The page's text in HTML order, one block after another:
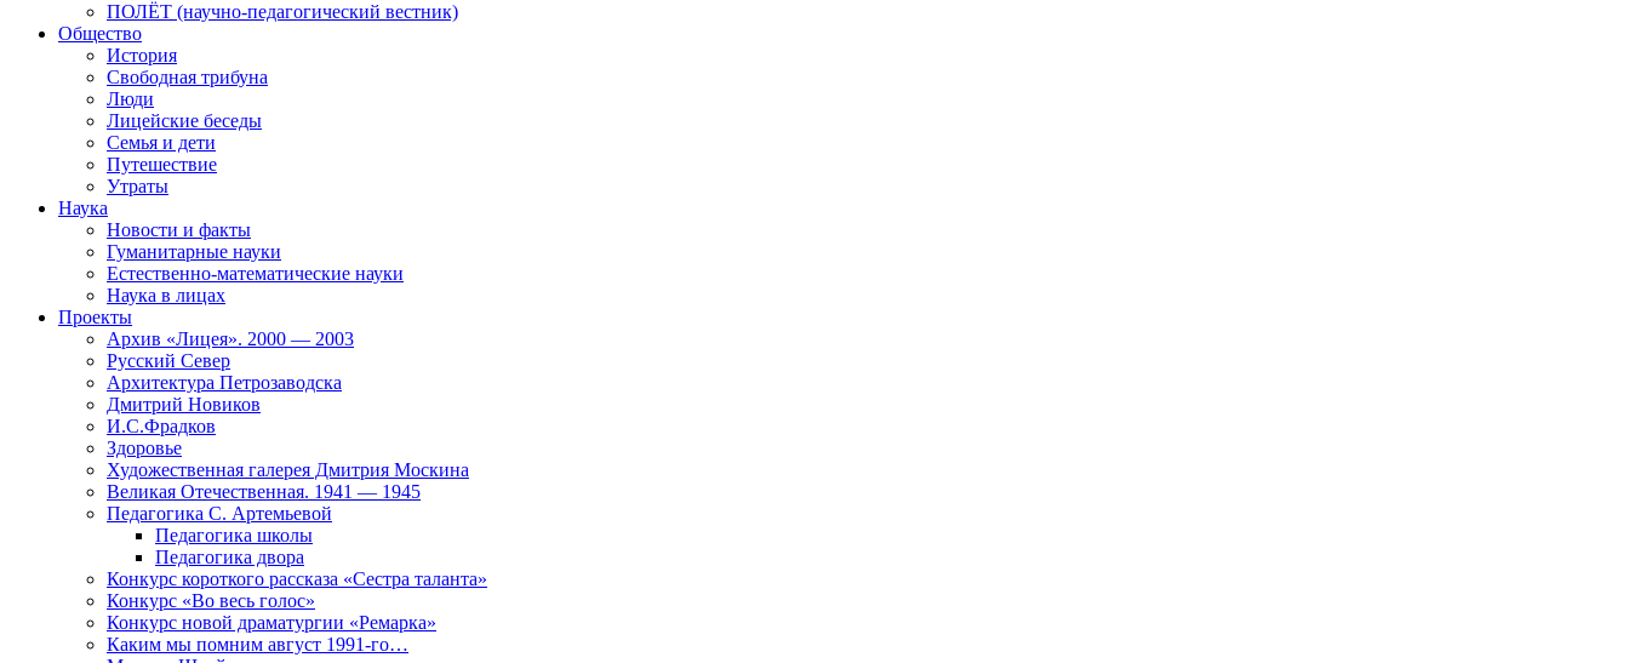
ПОЛЁТ (научно-педагогический вестник)
Общество
История
Свободная трибуна
Люди
Лицейские беседы
Семья и дети
Путешествие
Утраты
Наука
Новости и факты
Гуманитарные науки
Естественно-математические науки
Наука в лицах
Проекты
Архив «Лицея». 2000 — 2003
Русский Север
Архитектура Петрозаводска
Дмитрий Новиков
И.С.Фрадков
Здоровье
Художественная галерея Дмитрия Москина
Великая Отечественная. 1941 — 1945
Педагогика С. Артемьевой
Педагогика школы
Педагогика двора
Конкурс короткого рассказа «Сестра таланта»
Конкурс «Во весь голос»
Конкурс новой драматургии «Ремарка»
Каким мы помним август 1991-го…